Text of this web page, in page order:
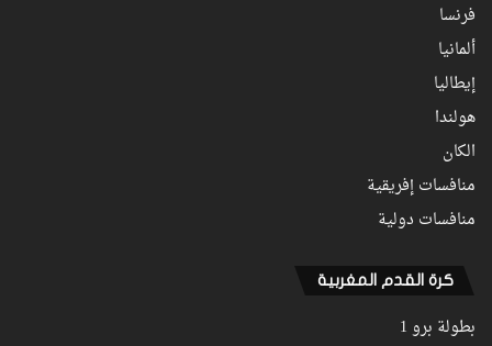
فرنسا
ألمانيا
إيطاليا
هولندا
الكان
منافسات إفريقية
منافسات دولية
كرة القدم المغربية
بطولة برو 1